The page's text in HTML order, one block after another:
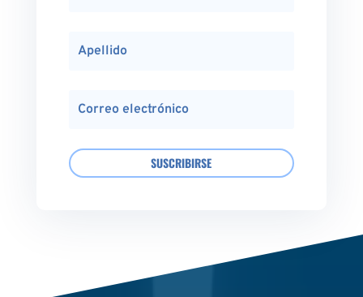
SUSCRIBIRSE